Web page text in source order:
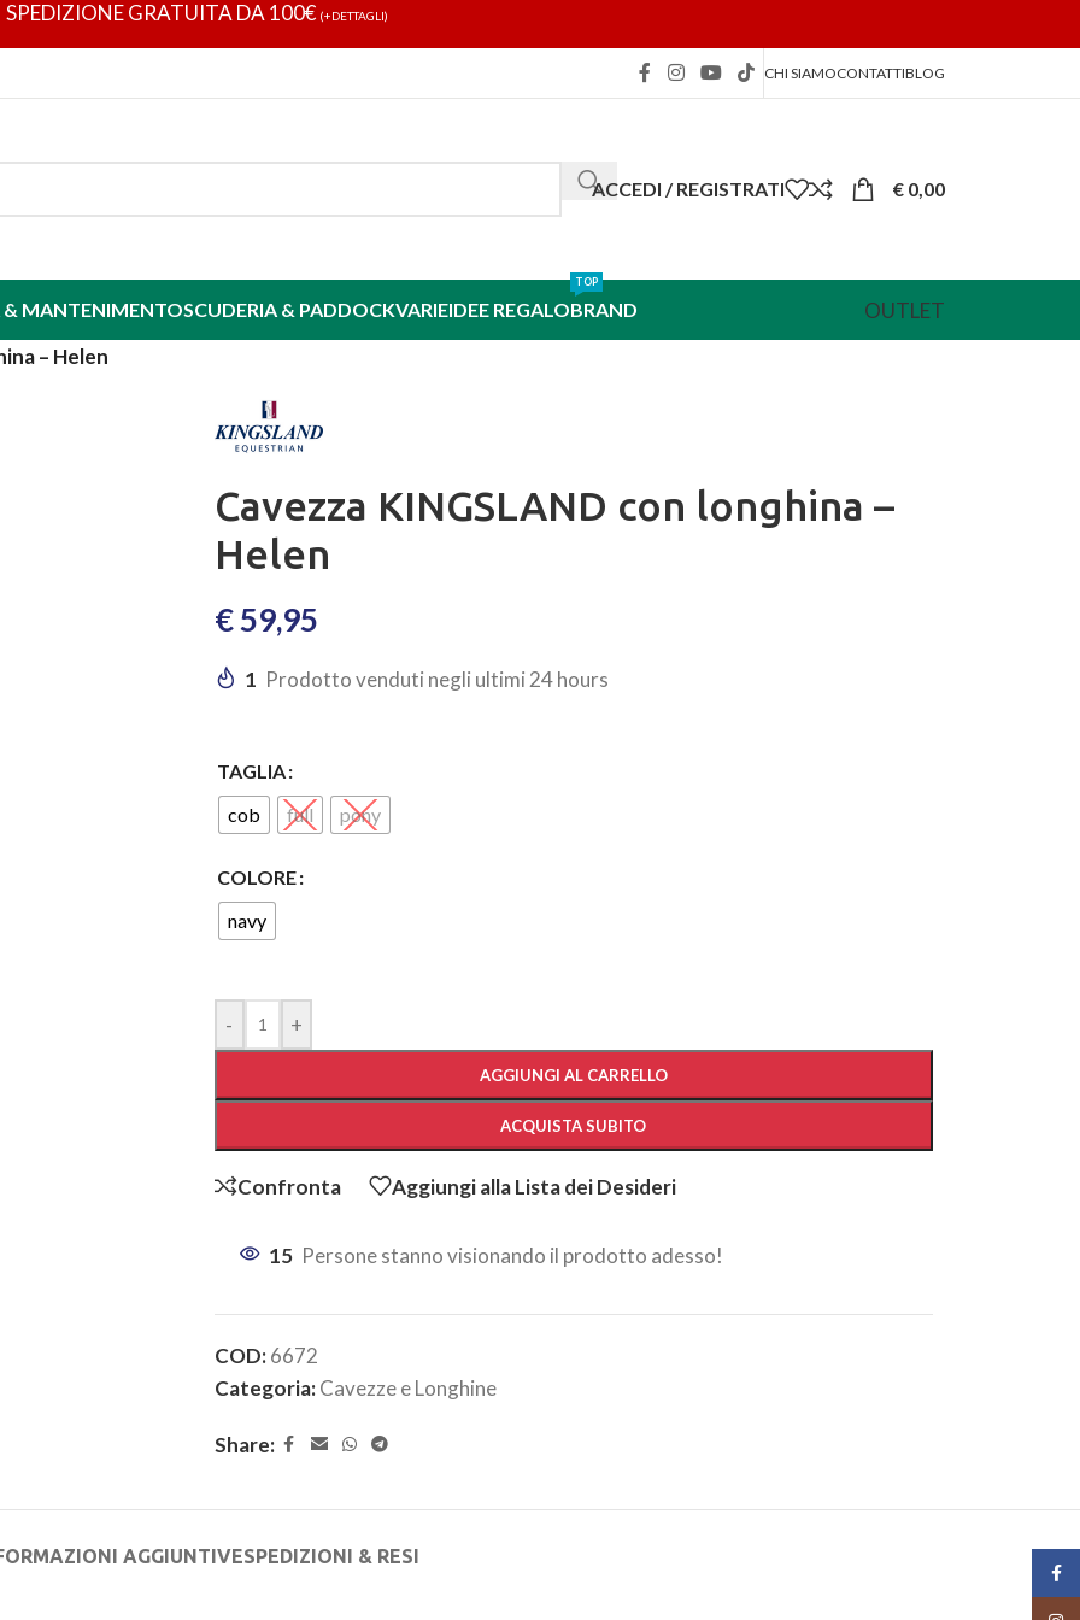
SPEDIZIONE GRATUITA DA 100€ (+DETTAGLI)
CHI SIAMOCONTATTIBLOG
ACCEDI / REGISTRATI € 0,00
& MANTENIMENTOSCUDERIA & PADDOCKVARIEIDEE REGALOBRAND
TOP
OUTLET
– Helen
Cavezza KINGSLAND con longhina –
Helen
€59,95
1 Prodotto venduti negli ultimi 24 hours
TAGLIA
cob
full pony
COLORE
navy
- +
AGGIUNGI AL CARRELLO
ACQUISTA SUBITO
Confronta Aggiungi alla Lista dei Desideri
15 Persone stanno visionando il prodotto adesso!
COD:6672
Categoria:Cavezze e Longhine
Share:
AGGIUNTIVESPEDIZIONI & RESI